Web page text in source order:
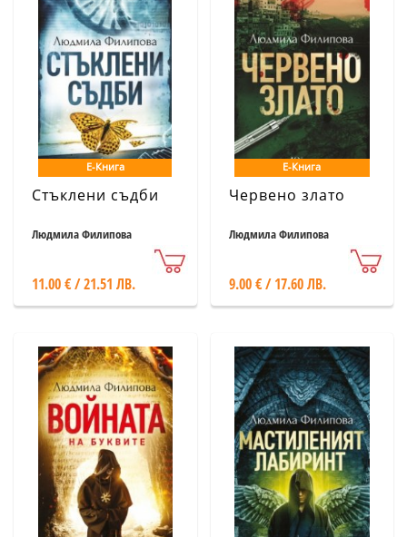
Е-Книга
Стъклени съдби
Людмила Филипова
11.00 € / 21.51 ЛВ.
Е-Книга
Червено злато
Людмила Филипова
9.00 € / 17.60 ЛВ.